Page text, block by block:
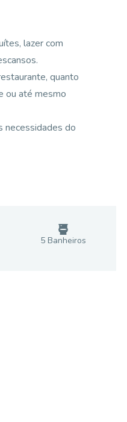
lazer com
quanto
ou até mesmo
necessidades do
5Banheiros